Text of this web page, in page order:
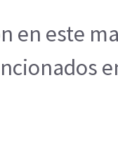
en este